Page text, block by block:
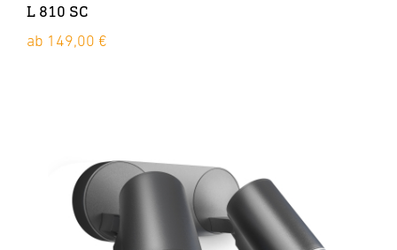
L 810 SC
ab 149,00 €